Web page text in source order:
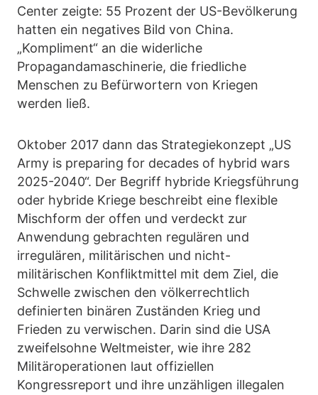
Center zeigte: 55 Prozent der US-Bevölkerung
hatten ein negatives Bild von China.
„Kompliment“ an die widerliche
Propagandamaschinerie, die friedliche
Menschen zu Befürwortern von Kriegen
werden ließ.
Oktober 2017 dann das Strategiekonzept „US
Army is preparing for decades of hybrid wars
2025-2040“. Der Begriff hybride Kriegsführung
oder hybride Kriege beschreibt eine flexible
Mischform der offen und verdeckt zur
Anwendung gebrachten regulären und
irregulären, militärischen und nicht-
militärischen Konfliktmittel mit dem Ziel, die
Schwelle zwischen den völkerrechtlich
definierten binären Zuständen Krieg und
Frieden zu verwischen. Darin sind die USA
zweifelsohne Weltmeister, wie ihre 282
Militäroperationen laut offiziellen
Kongressreport und ihre unzähligen illegalen